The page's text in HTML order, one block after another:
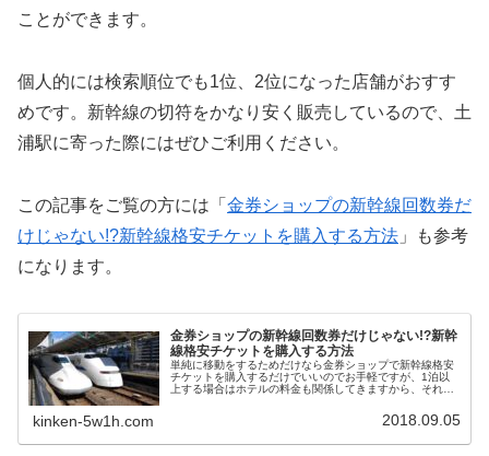
ことができます。
個人的には検索順位でも1位、2位になった店舗がおすす
めです。新幹線の切符をかなり安く販売しているので、土
浦駅に寄った際にはぜひご利用ください。
この記事をご覧の方には「 金券ショップの新幹線回数券だ
けじゃない!?新幹線格安チケットを購入する方法 」も参考
になります。
金券ショップの新幹線回数券だけじゃない!?新幹
線格安チケットを購入する方法
単純に移動をするためだけなら金券ショップで新幹線格安
チケットを購入するだけでいいのでお手軽ですが、1泊以
上する場合はホテルの料金も関係してきますから、それぞ
ますよね。そんな時はJR・新幹線+宿泊セットプランとい
kinken-5w1h.com 2018.09.05